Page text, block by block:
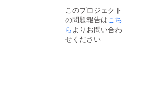
合があ
りま
す。）
このプロジェクト
の問題報告はこち
ら よりお問い合わ
せください